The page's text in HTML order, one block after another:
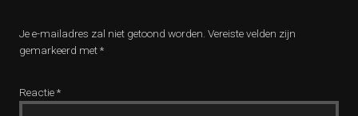
Je e-mailadres zal niet getoond worden. Vereiste velden zijn
gemarkeerd met*
Reactie*